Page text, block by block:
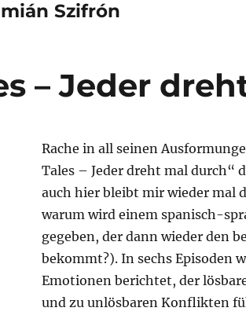
Szifrón
– Jeder
Rache in all seinen
Tales – Jeder dreht mal durch“
auch hier bleibt mir wieder mal
warum wird einem spanisch-
gegeben, der dann wieder den
bekommt?). In sechs Episoden
Emotionen berichtet, der
und zu unlösbaren Konflikten